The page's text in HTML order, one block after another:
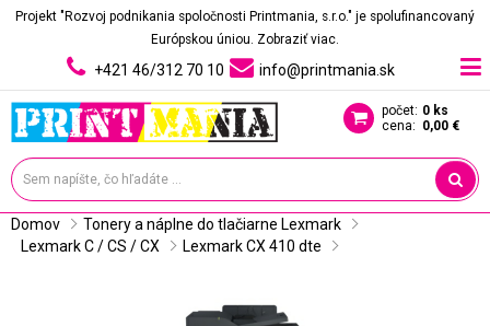
Projekt "Rozvoj podnikania spoločnosti Printmania, s.r.o." je spolufinancovaný
Európskou úniou. Zobraziť viac.
+421 46/312 70 10 info@printmania.sk
počet: 0 ks
cena: 0,00 €
Domov
Tonery a náplne do tlačiarne Lexmark
Lexmark C / CS / CX
Lexmark CX 410 dte